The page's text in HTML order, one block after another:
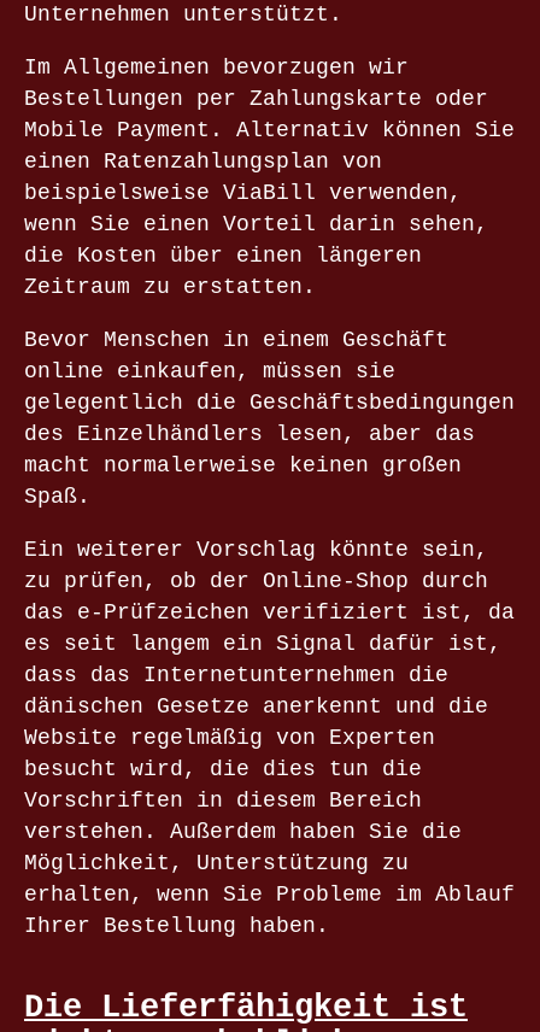
Unternehmen unterstützt.
Im Allgemeinen bevorzugen wir
Bestellungen per Zahlungskarte oder
Mobile Payment. Alternativ können Sie
einen Ratenzahlungsplan von
beispielsweise ViaBill verwenden,
wenn Sie einen Vorteil darin sehen,
die Kosten über einen längeren
Zeitraum zu erstatten.
Bevor Menschen in einem Geschäft
online einkaufen, müssen sie
gelegentlich die Geschäftsbedingungen
des Einzelhändlers lesen, aber das
macht normalerweise keinen großen
Spaß.
Ein weiterer Vorschlag könnte sein,
zu prüfen, ob der Online-Shop durch
das e-Prüfzeichen verifiziert ist, da
es seit langem ein Signal dafür ist,
dass das Internetunternehmen die
dänischen Gesetze anerkennt und die
Website regelmäßig von Experten
besucht wird, die dies tun die
Vorschriften in diesem Bereich
verstehen. Außerdem haben Sie die
Möglichkeit, Unterstützung zu
erhalten, wenn Sie Probleme im Ablauf
Ihrer Bestellung haben.
Die Lieferfähigkeit ist